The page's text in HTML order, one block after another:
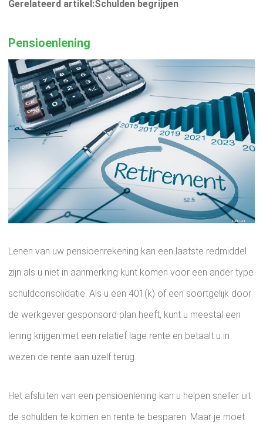
Gerelateerd artikel:Schulden begrijpen
Pensioenlening
Lenen van uw pensioenrekening kan een laatste redmiddel
zijn als u niet in aanmerking kunt komen voor een ander type
schuldconsolidatie. Als u een 401(k) of een soortgelijk door
de werkgever gesponsord plan heeft, kunt u meestal een
lening krijgen met een relatief lage rente en betaalt u in
wezen de rente aan uzelf terug.
Het afsluiten van een pensioenlening kan u helpen sneller uit
de schulden te komen en rente te besparen. Maar je moet